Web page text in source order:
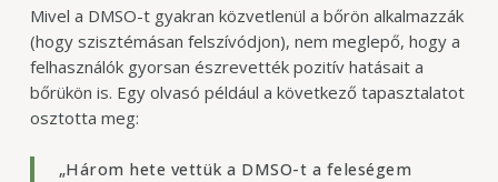
Mivel a DMSO-t gyakran közvetlenül a bőrön alkalmazzák
(hogy szisztémásan felszívódjon), nem meglepő, hogy a
felhasználók gyorsan észrevették pozitív hatásait a
bőrükön is. Egy olvasó például a következő tapasztalatot
osztotta meg:
„Három hete vettük a DMSO-t a feleségem